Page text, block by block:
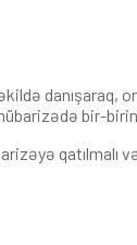
bir-
qatılmalı